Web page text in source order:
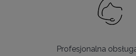
Profesjonalna